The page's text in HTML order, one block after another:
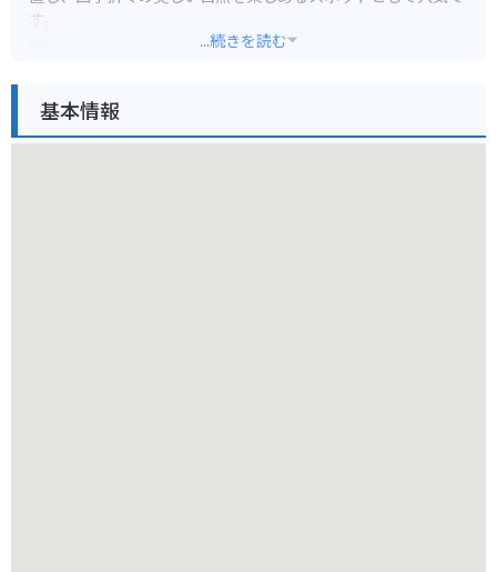
す。
時期には「きすき桜まつり」も開催され、多くの人で賑わいま
す。また、道の駅の周辺には、ソメイヨシノ以外にも、ヤエザ
...続きを読む
基本情報